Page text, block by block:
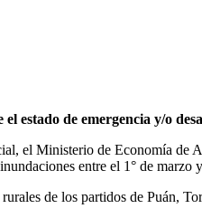
estado de emergencia y/o
el Ministerio de Economía de
entre el 1° de marzo
de los partidos de Puán,